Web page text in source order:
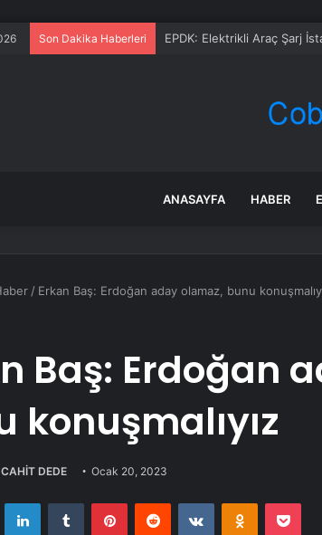
Son Dakika Haberleri EPDK: Elektrikli Araç Şarj
ANASAYFA HABER
/ Erkan Baş: Erdoğan aday olamaz, bunu
Baş: Erdoğan
konuşmalıyız
DEDE Ocak 20, 2023
LinkedInTumblr PinterestReddit VKontakte